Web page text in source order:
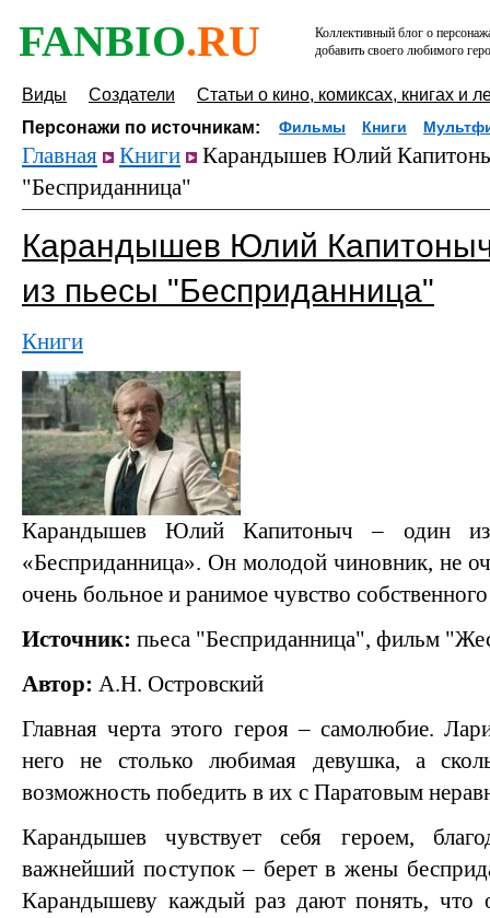
FANBIO.RU
Коллективный блог о
добавить своего любимого
Виды Создатели
Статьи о кино, комиксах, книгах и
Персонажи по источникам:
Фильмы Книги
Главная Книги
Карандышев Юлий
"Бесприданница"
Карандышев Юлий
из пьесы "Бесприданница"
Книги
Карандышев Юлий Капитоныч – один из
«Бесприданница». Он молодой чиновник, не
очень больное и ранимое чувство
Источник: пьеса "Бесприданница", фильм
Автор: А.Н. Островский
Главная черта этого героя – самолюбие.
него не столько любимая девушка, а
возможность победить в их с Паратовым
Карандышев чувствует себя героем,
важнейший поступок – берет в жены
Карандышеву каждый раз дают понять, что